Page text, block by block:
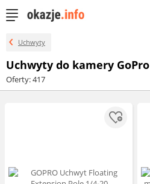
Uchwyty
Uchwyty do kamery GoPro
Oferty: 417